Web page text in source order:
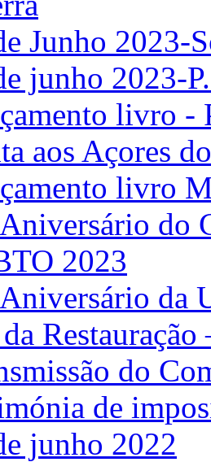
Junho 2023-
junho 2023-
livro -
aos Açores
livro
Aniversário do
2023
da
do
de
junho 2022